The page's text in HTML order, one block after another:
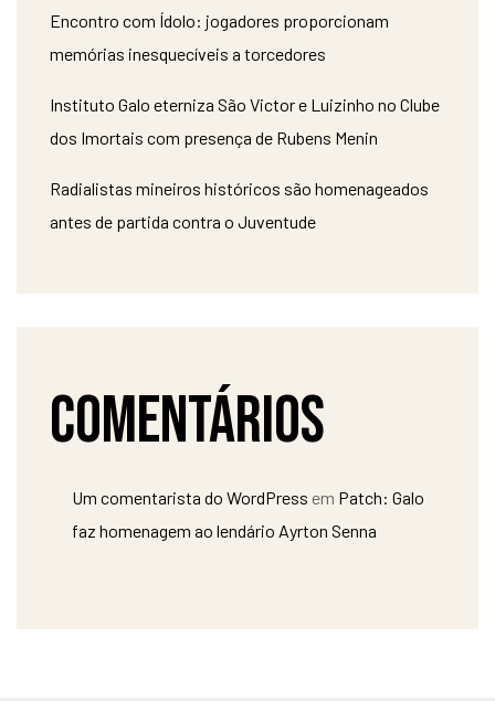
Encontro com Ídolo: jogadores proporcionam
memórias inesquecíveis a torcedores
Instituto Galo eterniza São Victor e Luizinho no Clube
dos Imortais com presença de Rubens Menin
Radialistas mineiros históricos são homenageados
antes de partida contra o Juventude
Comentários
Um comentarista do WordPress em Patch: Galo
faz homenagem ao lendário Ayrton Senna